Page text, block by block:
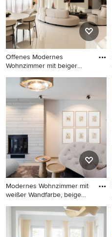
Offenes Modernes
Wohnzimmer mit beiger
Offenes Modernes
Wohnzimmer mit beiger
Wandfarbe, TV-Wand und
beigem Boden in Frankfurt
am Main
Modernes Wohnzimmer mit
weißer Wandfarbe, beigem
Modernes Wohnzimmer mit
weißer Wandfarbe, beigem
Boden, Kamin und gefliester